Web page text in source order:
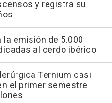
y registra su
la emisión de 5.000
al cerdo ibérico
Ternium casi
el primer semestre